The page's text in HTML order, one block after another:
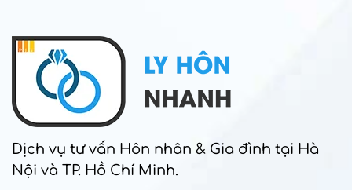
Dịch vụ tư vấn Hôn nhân & Gia đình tại Hà
Nội và TP. Hồ Chí Minh.